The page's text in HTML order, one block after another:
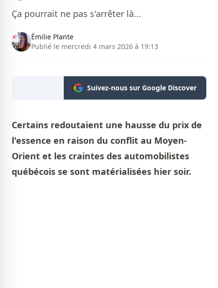
Ça pourrait ne pas s'arrêter là...
Émilie Plante
Publié le mercredi 4 mars 2026 à 19:13
Suivez-nous sur Google Discover
Certains redoutaient une hausse du prix de
l'essence en raison du conflit au Moyen-
Orient et les craintes des automobilistes
québécois se sont matérialisées hier soir.